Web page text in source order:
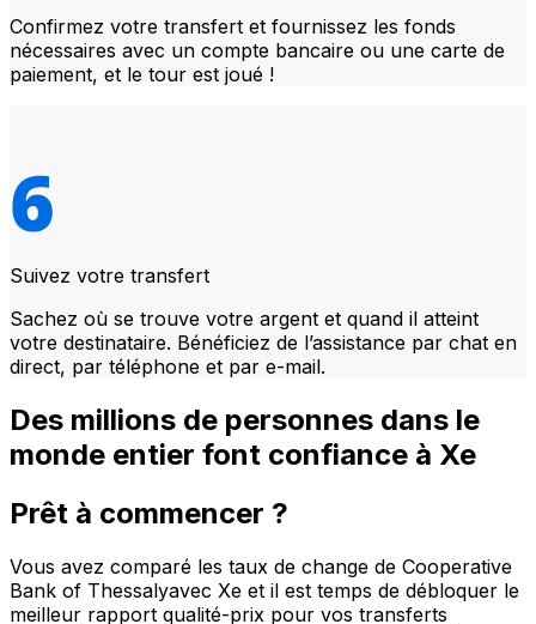
Confirmez votre transfert et fournissez les fonds
nécessaires avec un compte bancaire ou une carte de
paiement, et le tour est joué !
Suivez votre transfert
Sachez où se trouve votre argent et quand il atteint
votre destinataire. Bénéficiez de l’assistance par chat en
direct, par téléphone et par e-mail.
Des millions de personnes dans le
monde entier font confiance à Xe
Prêt à commencer ?
Vous avez comparé les taux de change de Cooperative
Bank of Thessalyavec Xe et il est temps de débloquer le
meilleur rapport qualité-prix pour vos transferts